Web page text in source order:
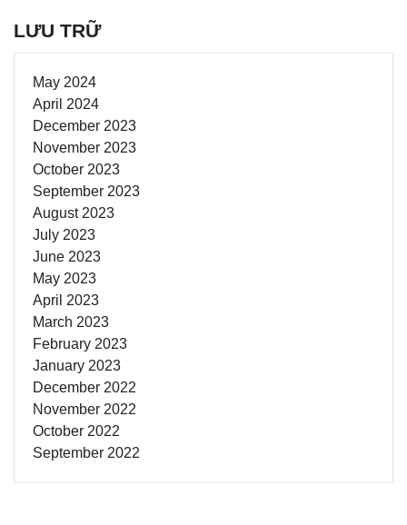
LƯU TRỮ
May 2024
April 2024
December 2023
November 2023
October 2023
September 2023
August 2023
July 2023
June 2023
May 2023
April 2023
March 2023
February 2023
January 2023
December 2022
November 2022
October 2022
September 2022